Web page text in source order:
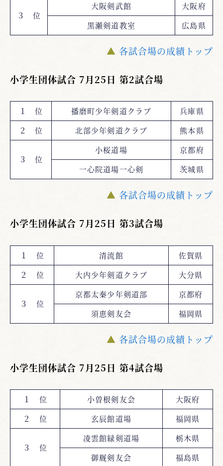
３ 位
大阪剣武館
大阪府
黒瀬剣道教室
広島県
▲ 各試合場の成績トップ
小学生団体試合 7月25日 第2試合場
１ 位 播磨町少年剣道クラブ
兵庫県
２ 位
北部少年剣道クラブ 熊本県
３ 位
小桜道場
京都府
一心院道場一心剣
茨城県
▲ 各試合場の成績トップ
小学生団体試合 7月25日 第3試合場
１ 位 清流館
佐賀県
２ 位
大内少年剣道クラブ 大分県
３ 位
京都太秦少年剣道部
京都府
須恵剣友会
福岡県
▲ 各試合場の成績トップ
小学生団体試合 7月25日 第4試合場
１ 位 小曽根剣友会
大阪府
２ 位
玄辰館道場 福岡県
３ 位
凌雲館緑剣道場
栃木県
御厩剣友会
福島県